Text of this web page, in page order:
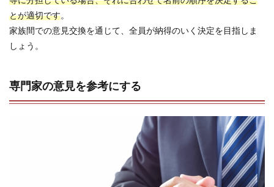
とが適切です。
家族間での意見交換を通じて、全員が納得のいく決定を目指しま
しょう。
専門家の意見を参考にする